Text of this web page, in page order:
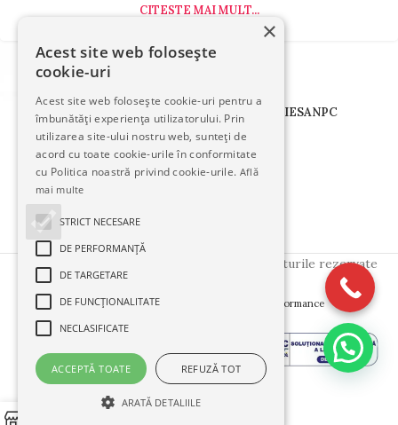
CITESTE MAI MULT...
TERMENI CONFIDENTIALITATE COOKIESANPC
Urmăriți-ne pe:
Copyright © 2025 . Toate drepturile rezervate
Created byCreative Side - Innovation Performance
×
Acest site web folosește
cookie-uri
Acest site web folosește cookie-uri pentru a
îmbunătăți experiența utilizatorului. Prin
utilizarea site-ului nostru web, sunteți de
acord cu toate cookie-urile în conformitate
cu Politica noastră privind cookie-urile. Află
mai multe
STRICT NECESARE
DE PERFORMANȚĂ
DE TARGETARE
DE FUNCŢIONALITATE
NECLASIFICATE
ACCEPTĂ TOATE REFUZĂ TOT
ARATĂ DETALIILE